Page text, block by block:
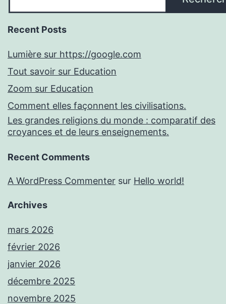
Recent Posts
Lumière sur https://google.com
Tout savoir sur Education
Zoom sur Education
Comment elles façonnent les civilisations.
Les grandes religions du monde : comparatif des
croyances et de leurs enseignements.
Recent Comments
A WordPress Commenter sur Hello world!
Archives
mars 2026
février 2026
janvier 2026
décembre 2025
novembre 2025